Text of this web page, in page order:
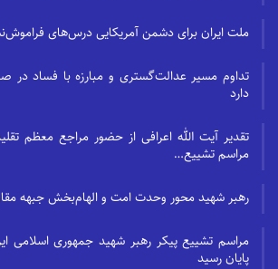
ملت ایران برای دشمن آمریکایی درس‌های
تداوم مسیر عدالت‌گستری و مبارزه با فساد در
دارد
تقدیر آیت الله اعرافی از حضور مراجع معظم
مراسم تشییع…
رهبر شهید محور وحدت امت و الهام‌بخش جبهه
مراسم تشییع پیکر رهبر شهید جمهوری اسلامی
پایان رسید